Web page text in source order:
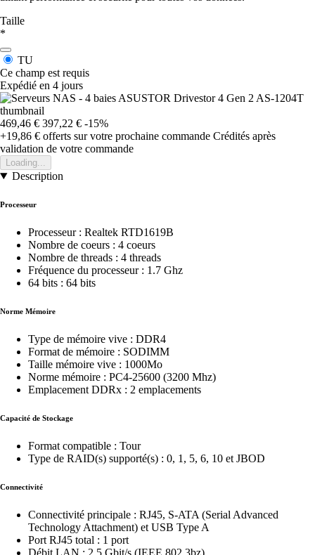
Taille
*
TU
Ce champ est requis
Expédié en 4 jours
469,46 € 397,22 € -15%
+19,86 € offerts sur votre prochaine commande Crédités après
validation de votre commande
Loading...
Description
Processeur
Processeur : Realtek RTD1619B
Nombre de coeurs : 4 coeurs
Nombre de threads : 4 threads
Fréquence du processeur : 1.7 Ghz
64 bits : 64 bits
Norme Mémoire
Type de mémoire vive : DDR4
Format de mémoire : SODIMM
Taille mémoire vive : 1000Mo
Norme mémoire : PC4-25600 (3200 Mhz)
Emplacement DDRx : 2 emplacements
Capacité de Stockage
Format compatible : Tour
Type de RAID(s) supporté(s) : 0, 1, 5, 6, 10 et JBOD
Connectivité
Connectivité principale : RJ45, S-ATA (Serial Advanced
Technology Attachment) et USB Type A
Port RJ45 total : 1 port
Débit LAN : 2,5 Gbit/s (IEEE 802.3bz)